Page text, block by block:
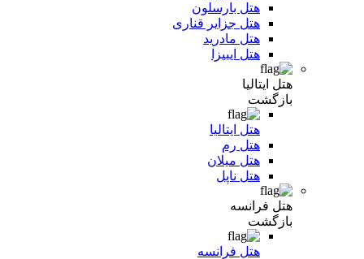
هتل بارسلون
هتل جزایر قناری
هتل مادرید
هتل ایبیزا
هتل ایتالیا
بازگشت
هتل ایتالیا
هتل رم
هتل میلان
هتل ناپل
هتل فرانسه
بازگشت
هتل فرانسه